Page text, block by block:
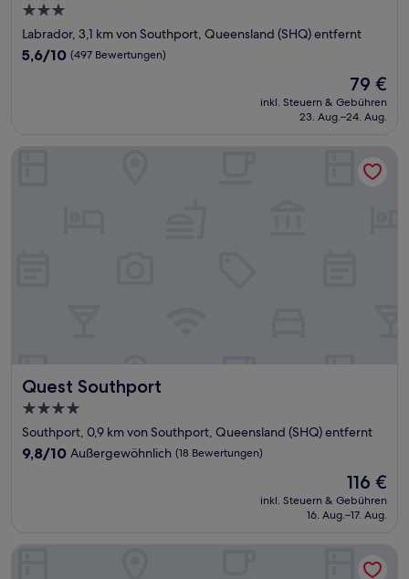
3.0-
Sterne-
Unterkunft
Labrador, 3,1 km von Southport, Queensland (SHQ) entfernt
5.6
5,6/10 (497 Bewertungen)
Der
Preis
beträgt
79 €
inkl. Steuern & Gebühren
23. Aug.–24. Aug.
Quest Southport
Quest Southport
4.0-
Sterne-
Unterkunft
Southport, 0,9 km von Southport, Queensland (SHQ) entfernt
9.8
9,8/10 Außergewöhnlich (18 Bewertungen)
Der
Preis
beträgt
116 €
inkl. Steuern & Gebühren
16. Aug.–17. Aug.
Marriott Vacation Club at Surfers Paradise